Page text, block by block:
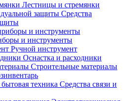
Лестницы и стремянки
Средства
и инструменты
Ручной инструмент
Оснастка и расходники
Строительные материалы
Средства связи и